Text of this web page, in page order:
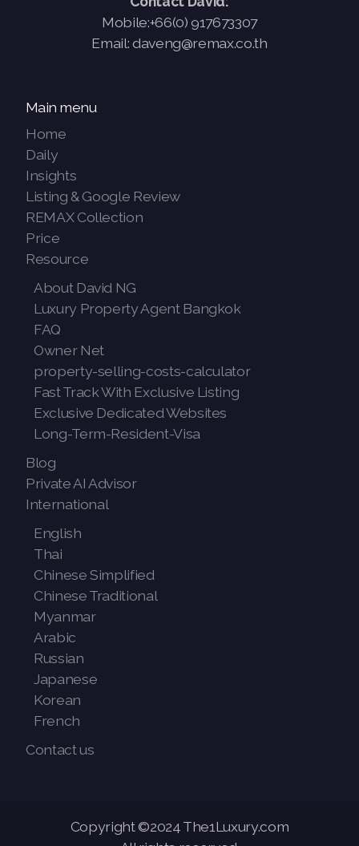
Mobile:+66(0) 917673307
Email: daveng@remax.co.th
Main menu
Home
Daily
Insights
Listing & Google Review
REMAX Collection
Price
Resource
About David NG
Luxury Property Agent Bangkok
FAQ
Owner Net
property-selling-costs-calculator
Fast Track With Exclusive Listing
Exclusive Dedicated Websites
Long-Term-Resident-Visa
Blog
Private AI Advisor
International
English
Thai
Chinese Simplified
Chinese Traditional
Myanmar
Arabic
Russian
Japanese
Korean
French
Contact us
Copyright ©2024 The1Luxury.com